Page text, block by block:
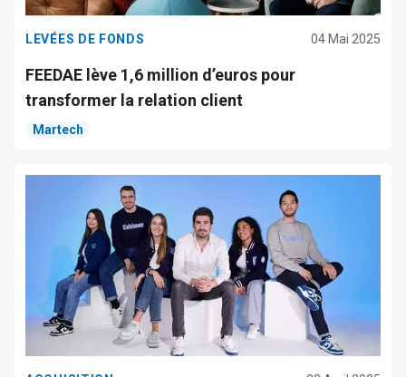
LEVÉES DE FONDS 04 Mai 2025
FEEDAE lève 1,6 million d’euros pour
transformer la relation client
Martech